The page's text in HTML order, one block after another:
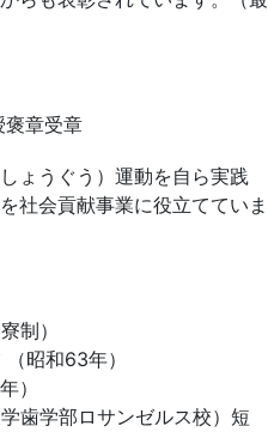
ょうぐう）運動を自ら実践
社会貢献事業に役立てていま
制）
昭和63年）
）
歯学部ロサンゼルス校）短